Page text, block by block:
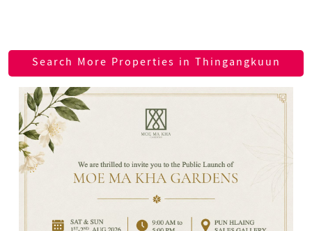
Search More Properties in Thingangkuun